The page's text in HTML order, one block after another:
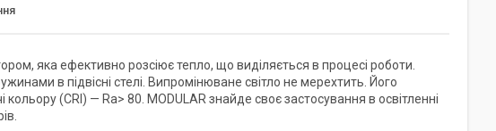
яка ефективно розсіює тепло, що виділяється в процесі роботи.
в підвісні стелі. Випромінюване світло не мерехтить. Його
(CRI) — Ra> 80. MODULAR знайде своє застосування в освітленні